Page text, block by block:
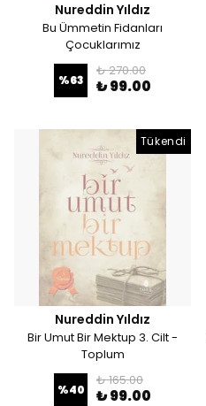
Nureddin Yıldız
Bu Ümmetin Fidanları
Çocuklarımız
%63
₺ 270.00
₺ 99.00
Tükendi
Nureddin Yıldız
Bir Umut Bir Mektup 3. Cilt -
Toplum
%40
₺ 165.00
₺ 99.00